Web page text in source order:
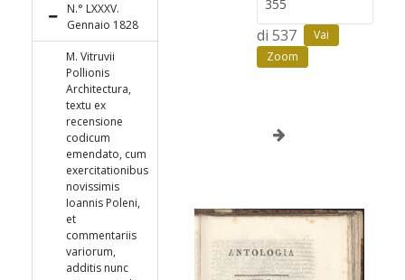
N.° LXXXV.
Gennaio 1828
M. Vitruvii
Pollionis
Architectura,
textu ex
recensione
codicum
emendato, cum
exercitationibus
novissimis
Ioannis Poleni,
et
commentariis
variorum,
additis nunc
di 537
Vai
Zoom